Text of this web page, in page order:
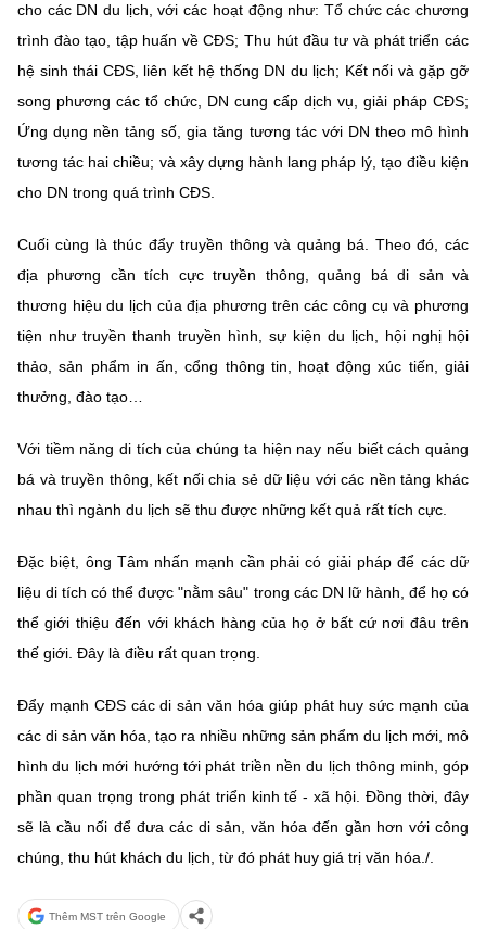
cho các DN du lịch, với các hoạt động như: Tổ chức các chương
trình đào tạo, tập huấn về CĐS; Thu hút đầu tư và phát triển các
hệ sinh thái CĐS, liên kết hệ thống DN du lịch; Kết nối và gặp gỡ
song phương các tổ chức, DN cung cấp dịch vụ, giải pháp CĐS;
Ứng dụng nền tảng số, gia tăng tương tác với DN theo mô hình
tương tác hai chiều; và xây dựng hành lang pháp lý, tạo điều kiện
cho DN trong quá trình CĐS.
Cuối cùng là thúc đẩy truyền thông và quảng bá. Theo đó, các
địa phương cần tích cực truyền thông, quảng bá di sản và
thương hiệu du lịch của địa phương trên các công cụ và phương
tiện như truyền thanh truyền hình, sự kiện du lịch, hội nghị hội
thảo, sản phẩm in ấn, cổng thông tin, hoạt động xúc tiến, giải
thưởng, đào tạo…
Với tiềm năng di tích của chúng ta hiện nay nếu biết cách quảng
bá và truyền thông, kết nối chia sẻ dữ liệu với các nền tảng khác
nhau thì ngành du lịch sẽ thu được những kết quả rất tích cực.
Đặc biệt, ông Tâm nhấn mạnh cần phải có giải pháp để các dữ
liệu di tích có thể được "nằm sâu" trong các DN lữ hành, để họ có
thể giới thiệu đến với khách hàng của họ ở bất cứ nơi đâu trên
thế giới. Đây là điều rất quan trọng.
Đẩy mạnh CĐS các di sản văn hóa giúp phát huy sức mạnh của
các di sản văn hóa, tạo ra nhiều những sản phẩm du lịch mới, mô
hình du lịch mới hướng tới phát triền nền du lịch thông minh, góp
phần quan trọng trong phát triển kinh tế - xã hội. Đồng thời, đây
sẽ là cầu nối để đưa các di sản, văn hóa đến gần hơn với công
chúng, thu hút khách du lịch, từ đó phát huy giá trị văn hóa./.
Thêm MST trên Google